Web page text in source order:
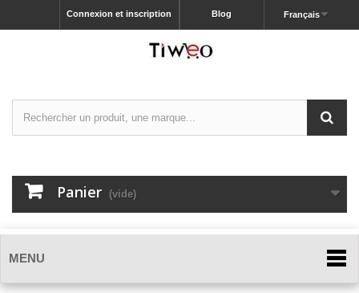
Français
Blog
Connexion et inscription
Panier (vide)
MENU